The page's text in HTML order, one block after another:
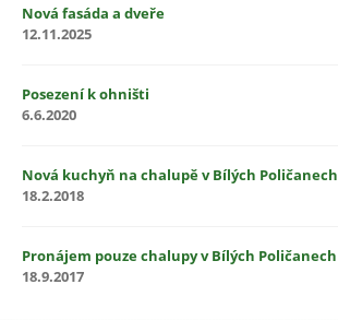
Nová fasáda a dveře
12.11.2025
Posezení k ohništi
6.6.2020
Nová kuchyň na chalupě v Bílých Poličanech
18.2.2018
Pronájem pouze chalupy v Bílých Poličanech
18.9.2017